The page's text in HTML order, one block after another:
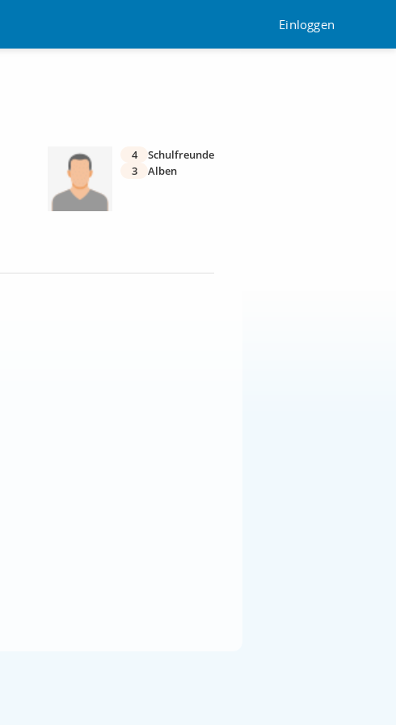
Einloggen
4
Schulfreunde
3
Alben